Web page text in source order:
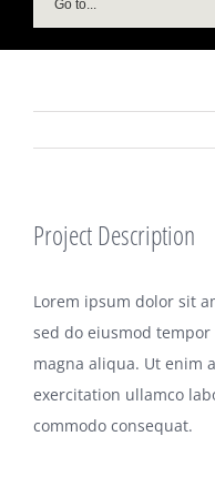
Go to...
Project Description
Lorem ipsum dolor sit
sed do eiusmod
magna aliqua. Ut enim
exercitation ullamco
commodo consequat.